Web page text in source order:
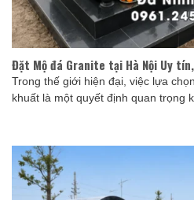
Đặt Mộ đá Granite tại Hà Nội Uy
Trong thế giới hiện đại, việc lựa
khuất là một quyết định quan trọng